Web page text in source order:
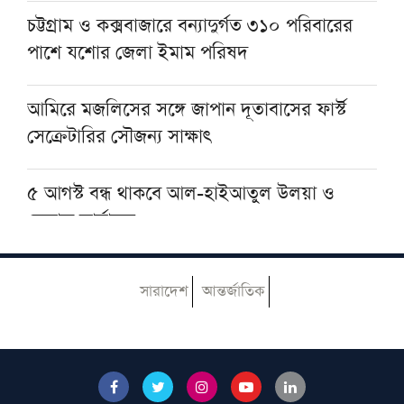
যুক্তরাষ্ট্রের অস্ত্র ভাণ্ডার নিয়ে তথ্য ফাঁস, ক্ষুব্ধ ট্রাম্পের
কড়া বার্তা
চট্টগ্রাম ও কক্সবাজারে বন্যাদুর্গত ৩১০ পরিবারের
পাশে যশোর জেলা ইমাম পরিষদ
আমিরে মজলিসের সঙ্গে জাপান দূতাবাসের ফার্স্ট
সেক্রেটারির সৌজন্য সাক্ষাৎ
৫ আগস্ট বন্ধ থাকবে আল-হাইআতুল উলয়া ও
বেফাক কার্যালয়
হেজবুত তাওহীদ কেন ভ্রান্ত, কী তাদের আকিদা
সারাদেশ আন্তর্জাতিক